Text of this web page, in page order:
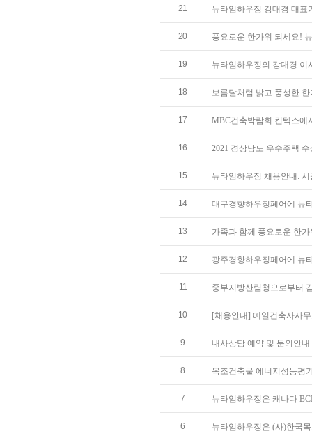
21 뉴타임하우징 강대경 대표
20 풍요로운 한가위 되세요!
19 뉴타임하우징의 강대경
18 보름달처럼 밝고 풍성한
17 MBC건축박람회 킨텍스에
16 2021 경상남도 우수주택
15 뉴타임하우징 채용안내:
14 대구경향하우징페어에 뉴
13 가족과 함께 풍요로운 한
12 광주경향하우징페어에 뉴
11 중부지방산림청으로부터
10 [채용안내] 예일건축사사
9 내사상담 예약 및 문의안내
8 목조건축물 에너지성능평
7 뉴타임하우징은 캐나다
6 뉴타임하우징은 (사)한국